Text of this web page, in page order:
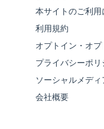
本サイトのご利用
利用規約
オプトイン・オプ
プライバシーポリ
ソーシャルメデ
会社概要